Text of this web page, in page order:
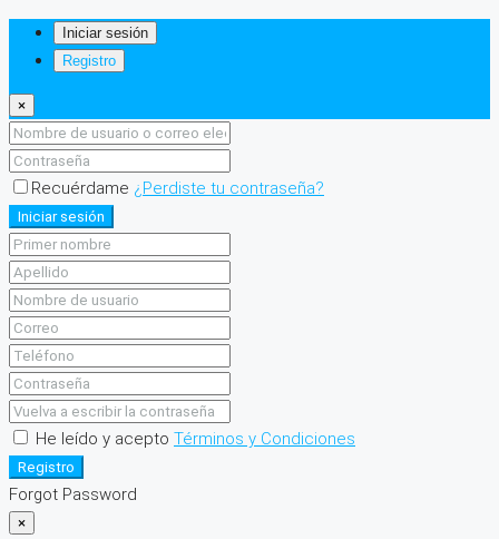
Iniciar sesión
Registro
×
Recuérdame ¿Perdiste tu contraseña?
Iniciar sesión
He leído y acepto Términos y Condiciones
Registro
Forgot Password
×